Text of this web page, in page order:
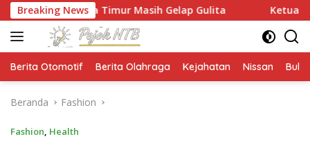
Langsung
ke
konten
Breaking News
Timur Masih Gelap Gulita Ketua HMPS Magister
Berita Otomotif Berita Olahraga Kejahatan Nissan
Beranda Fashion
Fashion, Health